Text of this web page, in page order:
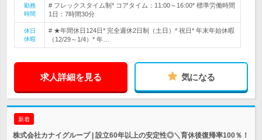
勤務
時間
# フレックスタイム制* コアタイム：11:00～16:00* 標準労働時間
1日：7時間30分
休日
休暇
# ★年間休日124日* 完全週休2日制（土日）* 祝日* 年末年始休暇
（12/29～1/4）* 年…
求人詳細を見る 気になる
新着
株式会社カナイグループ | 設立60年以上の安定性◎＼育休後復帰率100％！